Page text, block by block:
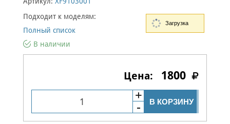
Подходит к моделям:
Полный список
В наличии
1800
В КОРЗИНУ
Загрузка